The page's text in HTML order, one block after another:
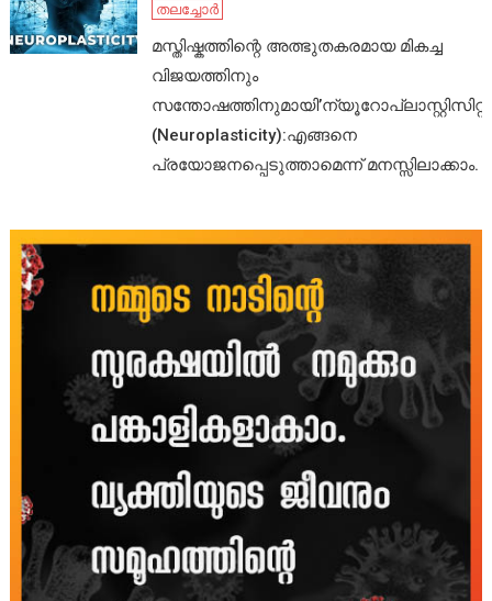
തലച്ചോർ
മസ്തിഷ്കത്തിന്റെ അത്ഭുതകരമായ മികച്ച
വിജയത്തിനും
സന്തോഷത്തിനുമായി’ന്യൂറോപ്ലാസ്റ്റിസിറ്റി’
(Neuroplasticity):എങ്ങനെ
പ്രയോജനപ്പെടുത്താമെന്ന് മനസ്സിലാക്കാം.